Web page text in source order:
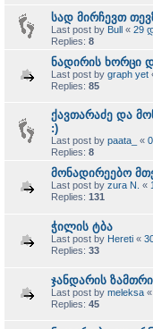
სად მირჩევთ
Last post by Bull « 29
Replies: 8
ნადირის ხორცი
Last post by graph yet
Replies: 85
ქავთარაძე და
:)
Last post by paata_ «
Replies: 8
მონადირეებო
Last post by zura N. «
Replies: 131
ჭილის ტბა
Last post by Hereti «
Replies: 33
ჯანდარის
Last post by meleksa «
Replies: 45